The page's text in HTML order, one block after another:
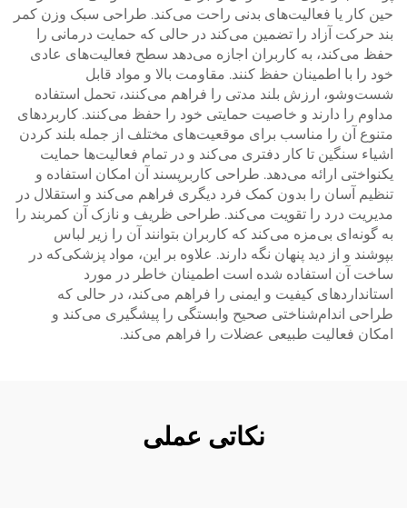
حین کار یا فعالیت‌های بدنی راحت می‌کند. طراحی سبک وزن کمر
بند حرکت آزاد را تضمین می‌کند در حالی که حمایت درمانی را
حفظ می‌کند، به کاربران اجازه می‌دهد سطح فعالیت‌های عادی
خود را با اطمینان حفظ کنند. مقاومت بالا و مواد قابل
شست‌وشو، ارزش بلند مدتی را فراهم می‌کنند، تحمل استفاده
مداوم را دارند و خاصیت حمایتی خود را حفظ می‌کنند. کاربردهای
متنوع آن را مناسب برای موقعیت‌های مختلف از جمله بلند کردن
اشیاء سنگین تا کار دفتری می‌کند و در تمام فعالیت‌ها حمایت
یکنواختی ارائه می‌دهد. طراحی کاربرپسند آن امکان استفاده و
تنظیم آسان را بدون کمک فرد دیگری فراهم می‌کند و استقلال در
مدیریت درد را تقویت می‌کند. طراحی ظریف و نازک آن کمربند را
به گونه‌ای بی‌مزه می‌کند که کاربران بتوانند آن را زیر لباس
بپوشند و از دید پنهان نگه دارند. علاوه بر این، مواد پزشکی‌که در
ساخت آن استفاده شده است اطمینان خاطر در مورد
استانداردهای کیفیت و ایمنی را فراهم می‌کند، در حالی که
طراحی اندام‌شناختی صحیح وابستگی را پیشگیری می‌کند و
امکان فعالیت طبیعی عضلات را فراهم می‌کند.
نکاتی عملی